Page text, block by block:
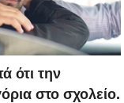
ότι την
στο σχολείο.